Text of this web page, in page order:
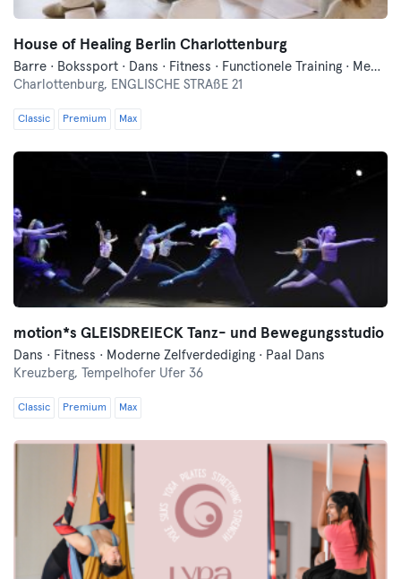
House of Healing Berlin Charlottenburg
Barre · Bokssport · Dans · Fitness · Functionele Training · Meditatie · Pilates · Qi Gong en Tai Chi · Wellness · Yoga
Charlottenburg, ENGLISCHE STRAßE 21
Classic Premium Max
motion*s GLEISDREIECK Tanz- und Bewegungsstudio
Dans · Fitness · Moderne Zelfverdediging · Paal Dans
Kreuzberg,
Tempelhofer Ufer 36
Classic Premium Max